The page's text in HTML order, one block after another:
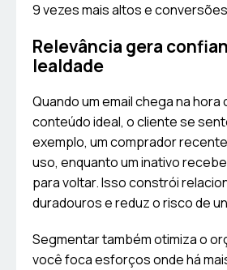
9 vezes mais altos e
Relevância gera
lealdade
Quando um email chega na hora
conteúdo ideal, o cliente se
exemplo, um comprador
uso, enquanto um inativo
para voltar. Isso constrói
duradouros e reduz o risco de
Segmentar também otimiza o
você foca esforços onde há